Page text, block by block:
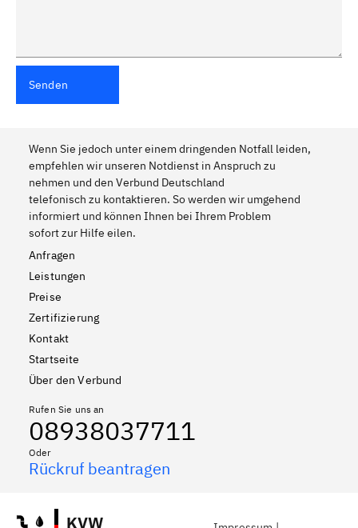
Senden
Wenn Sie jedoch unter einem dringenden Notfall leiden,
empfehlen wir unseren Notdienst in Anspruch zu
nehmen und den Verbund Deutschland
telefonisch zu kontaktieren. So werden wir umgehend
informiert und können Ihnen bei Ihrem Problem
sofort zur Hilfe eilen.
Anfragen
Leistungen
Preise
Zertifizierung
Kontakt
Startseite
Über den Verbund
Rufen Sie uns an
08938037711
Oder
Rückruf beantragen
KVW